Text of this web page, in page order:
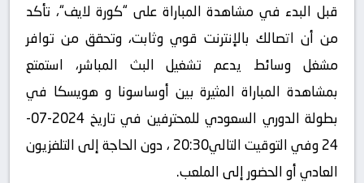
قبل البدء في مشاهدة المباراة على “كورة لايف“، تأكد
من أن اتصالك بالإنترنت قوي وثابت، وتحقق من توافر
مشغل وسائط يدعم تشغيل البث المباشر، استمتع
بمشاهدة المباراة المثيرة بين أوساسونا و هويسكا في
بطولة الدوري السعودي للمحترفين في تاريخ 2024-07-
24 وفي التوقيت التالي20:30 ، دون الحاجة إلى التلفزيون
العادي أو الحضور إلى الملعب.